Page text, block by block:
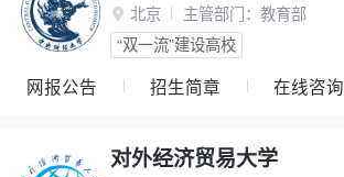
 北京 主管部门： 教育部
“双一流”建设高校
网报公告 招生简章 在线咨询
对外经济贸易大学